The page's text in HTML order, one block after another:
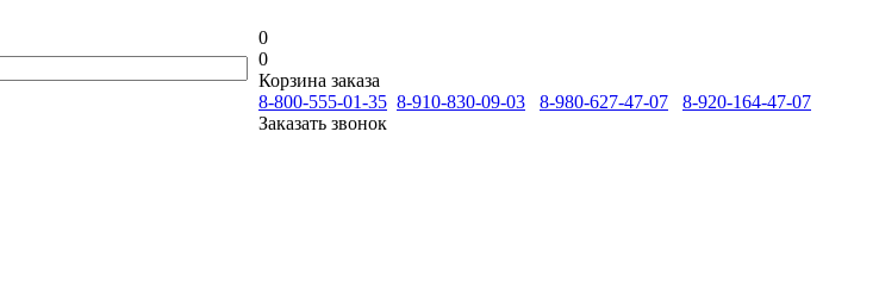
0
0
Корзина заказа
8-800-555-01-35 8-910-830-09-03 8-980-627-47-07
8-920-164-47-07
Заказать звонок